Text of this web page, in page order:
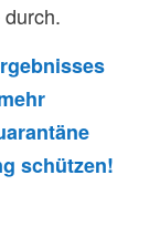
schützen!